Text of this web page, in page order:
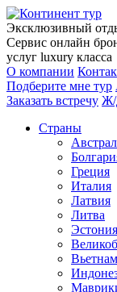
Эксклюзивный
Сервис онлайн
услуг luxury класса
О компании
Подберите мне тур
Заказать встречу Ж/
Страны
Греция
Италия
Латвия
Литва
Эстония
Вьетнам